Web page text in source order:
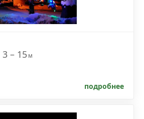
3 – 15м
подробнее